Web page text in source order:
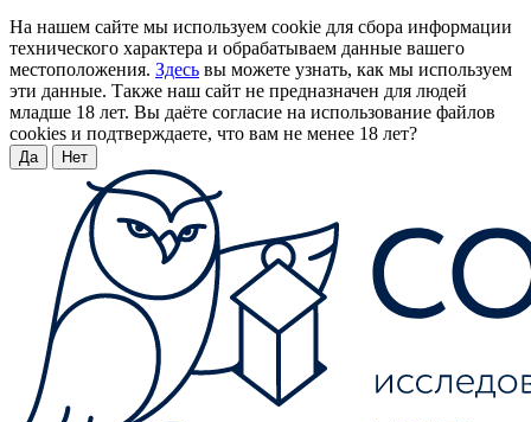
На нашем сайте мы используем cookie для сбора информации
технического характера и обрабатываем данные вашего
местоположения. Здесь вы можете узнать, как мы используем
эти данные. Также наш сайт не предназначен для людей
младше 18 лет. Вы даёте согласие на использование файлов
cookies и подтверждаете, что вам не менее 18 лет?
Да Нет